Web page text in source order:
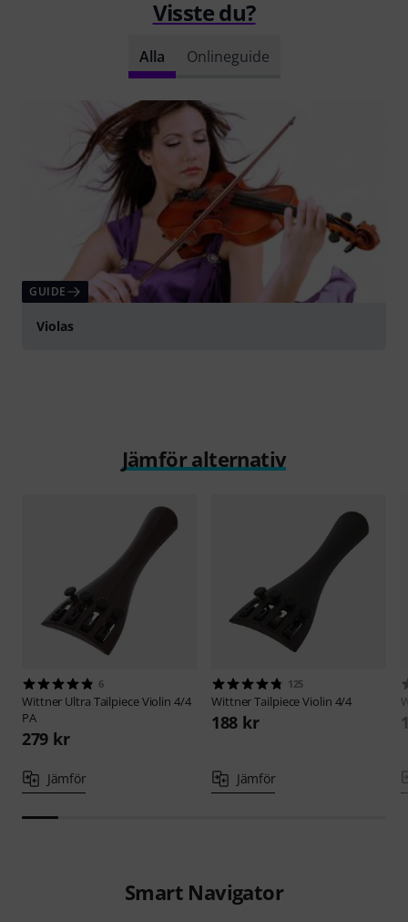
Visste du?
Alla Onlineguide
GUIDE
Violas
Jämför alternativ
6
Wittner Ultra Tailpiece Violin 4/4
PA
279 kr
Jämför
125
WittnerTailpiece Violin 4/4
188 kr
Jämför
Smart Navigator